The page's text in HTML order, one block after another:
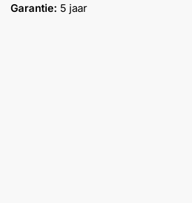
Help &
Garantie: 5 jaar